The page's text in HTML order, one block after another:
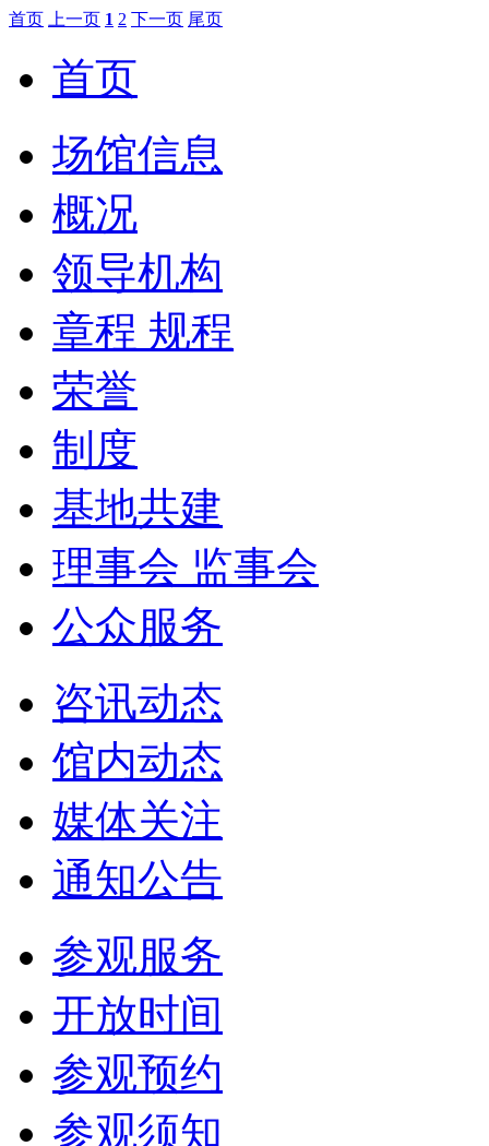
首页 上一页 1 2 下一页 尾页
首页
场馆信息
概况
领导机构
章程 规程
荣誉
制度
基地共建
理事会 监事会
公众服务
咨讯动态
馆内动态
媒体关注
通知公告
参观服务
开放时间
参观预约
参观须知